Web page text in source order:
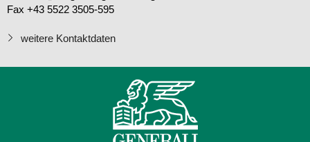
Fax +43 5522 3505-595
weitere Kontaktdaten